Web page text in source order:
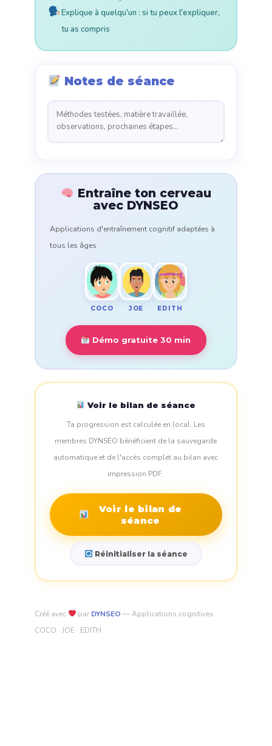
Explique à quelqu'un : si tu peux l'expliquer,
tu as compris
Notes de séance
Entraîne ton cerveau
avec DYNSEO
Applications d'entraînement cognitif adaptées à
tous les âges
COCO JOE EDITH
Démo gratuite 30 min
Voir le bilan de séance
Ta progression est calculée en local. Les
membres DYNSEO bénéficient de la sauvegarde
automatique et de l'accès complet au bilan avec
impression PDF.
Voir le bilan de
séance
Réinitialiser la séance
Créé avec par DYNSEO — Applications cognitives
COCO · JOE · EDITH